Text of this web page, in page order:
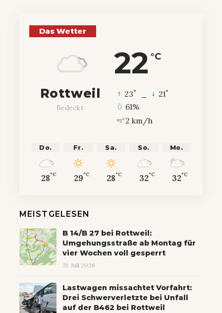
Das Wetter
22 °C
Rottweil
Bedeckt
23° 21°
61%
2 km/h
Do.
28°C
Fr.
29°C
Sa.
28°C
So.
32°C
Mo.
32°C
MEISTGELESEN
B 14/B 27 bei Rottweil:
Umgehungsstraße ab Montag für
vier Wochen voll gesperrt
31. Juli 2026
Lastwagen missachtet Vorfahrt:
Drei Schwerverletzte bei Unfall
auf der B462 bei Rottweil